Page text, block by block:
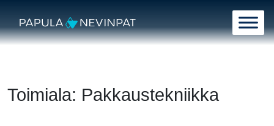
Päävalikko
Toimiala: Pakkaustekniikka